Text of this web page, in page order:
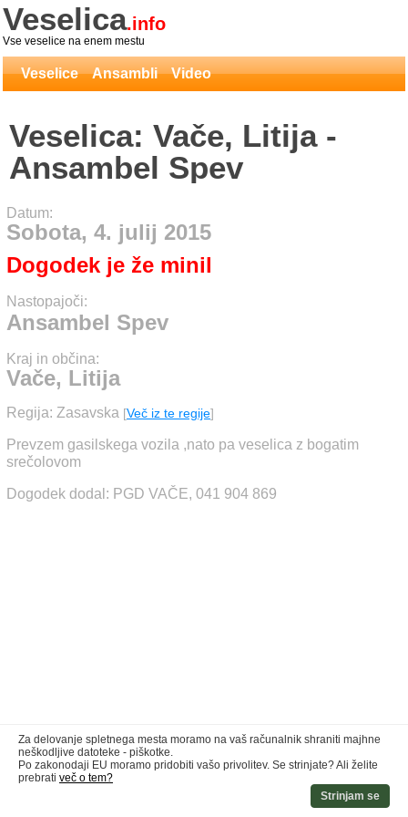
Veselica.info
Vse veselice na enem mestu
Veselice Ansambli Video
Veselica: Vače, Litija -
Ansambel Spev
Datum:
Sobota, 4. julij 2015
Dogodek je že minil
Nastopajoči:
Ansambel Spev
Kraj in občina:
Vače, Litija
Regija: Zasavska [Več iz te regije]
Prevzem gasilskega vozila ,nato pa veselica z bogatim
srečolovom
Dogodek dodal: PGD VAČE, 041 904 869
Za delovanje spletnega mesta moramo na vaš računalnik shraniti majhne
neškodljive datoteke - piškotke.
Po zakonodaji EU moramo pridobiti vašo privolitev. Se strinjate? Ali želite
prebrati več o tem?
Strinjam se